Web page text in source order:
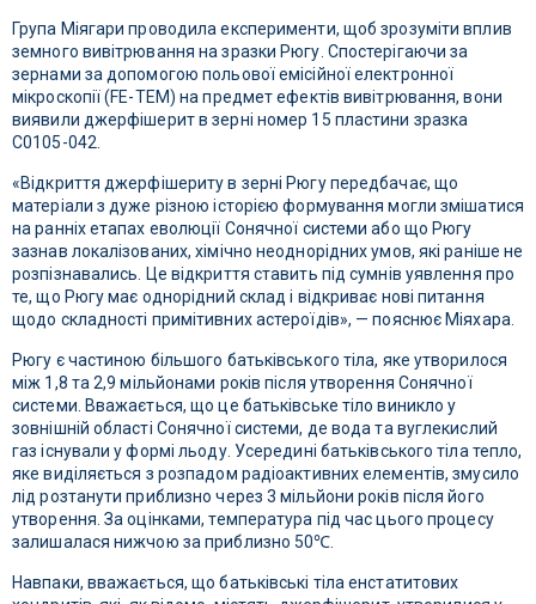
Група Міягари проводила експерименти, щоб зрозуміти вплив
земного вивітрювання на зразки Рюгу. Спостерігаючи за
зернами за допомогою польової емісійної електронної
мікроскопії (FE-TEM) на предмет ефектів вивітрювання, вони
виявили джерфішерит в зерні номер 15 пластини зразка
C0105-042.
«Відкриття джерфішериту в зерні Рюгу передбачає, що
матеріали з дуже різною історією формування могли змішатися
на ранніх етапах еволюції Сонячної системи або що Рюгу
зазнав локалізованих, хімічно неоднорідних умов, які раніше не
розпізнавались. Це відкриття ставить під сумнів уявлення про
те, що Рюгу має однорідний склад і відкриває нові питання
щодо складності примітивних астероїдів», — пояснює Міяхара.
Рюгу є частиною більшого батьківського тіла, яке утворилося
між 1,8 та 2,9 мільйонами років після утворення Сонячної
системи. Вважається, що це батьківське тіло виникло у
зовнішній області Сонячної системи, де вода та вуглекислий
газ існували у формі льоду. Усередині батьківського тіла тепло,
яке виділяється з розпадом радіоактивних елементів, змусило
лід розтанути приблизно через 3 мільйони років після його
утворення. За оцінками, температура під час цього процесу
залишалася нижчою за приблизно 50℃.
Навпаки, вважається, що батьківські тіла енстатитових